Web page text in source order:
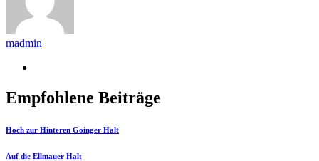
madmin
Empfohlene Beiträge
Hoch zur Hinteren Goinger Halt
Auf die Ellmauer Halt